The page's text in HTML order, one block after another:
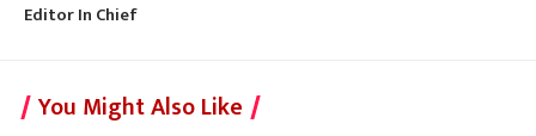
Editor In Chief
You Might Also Like